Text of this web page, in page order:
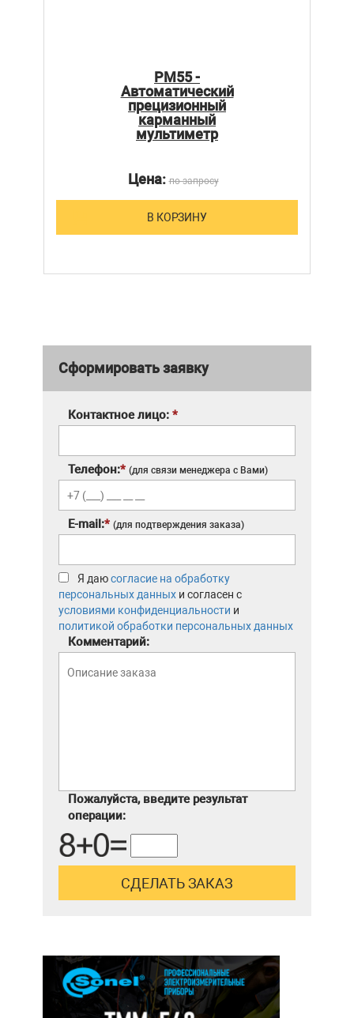
PM55 -
Автоматический
прецизионный
карманный
мультиметр
Цена:по запросу
В КОРЗИНУ
Сформировать заявку
Контактное лицо: *
Телефон:* (для связи менеджера с Вами)
E-mail:* (для подтверждения заказа)
Я даюсогласие на обработку
персональных данных и согласен с
условиями конфиденциальности и
политикой обработки персональных данных
Комментарий:
Пожалуйста, введите результат
операции: